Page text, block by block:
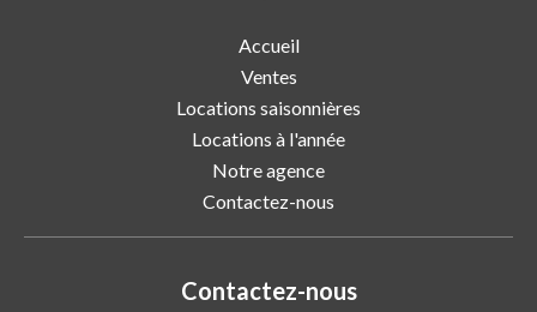
Accueil
Ventes
Locations saisonnières
Locations à l'année
Notre agence
Contactez-nous
Contactez-nous